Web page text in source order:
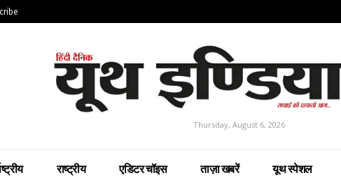
Thursday, August 6, 2026
राष्ट्रीय एडिटर चॉइस ताज़ा खबरें यूथ स्पेशल